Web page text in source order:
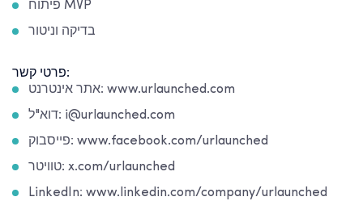
פיתוח MVP
בדיקה וניטור
פרטי קשר:
אתר אינטרנט: www.urlaunched.com
דוא"ל: i@urlaunched.com
פייסבוק: www.facebook.com/urlaunched
טוויטר: x.com/urlaunched
LinkedIn: www.linkedin.com/company/urlaunched